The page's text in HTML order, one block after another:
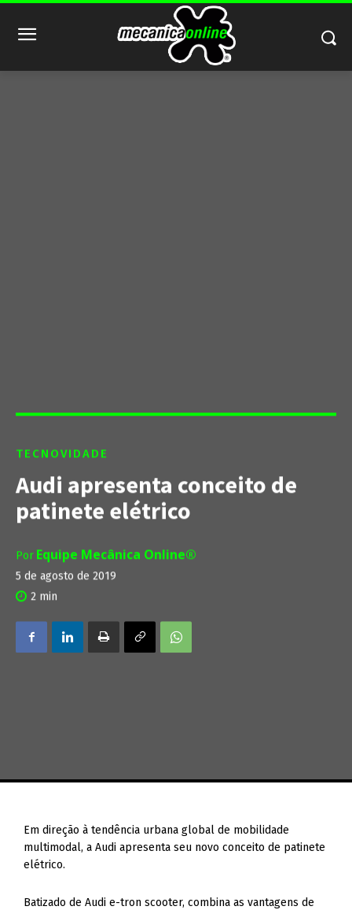
TECNOVIDADE
Audi apresenta conceito de
patinete elétrico
Por Equipe Mecânica Online®
5 de agosto de 2019
2 min
Em direção à tendência urbana global de mobilidade
multimodal, a Audi apresenta seu novo conceito de patinete
elétrico.
Batizado de Audi e-tron scooter, combina as vantagens de